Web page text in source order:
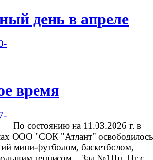
день в апреле
время
По состоянию на 11.03.2026 г. в
ООО "СОК "Атлант" освободилось
мини-футболом, баскетболом,